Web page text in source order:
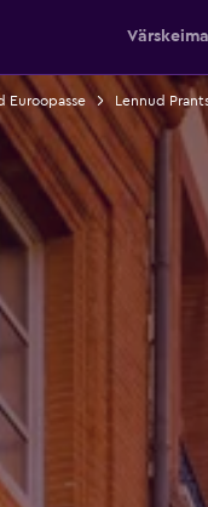
Euroopasse Lennud